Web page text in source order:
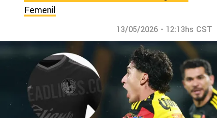
Femenil
13/05/2026 - 12:13hs CST